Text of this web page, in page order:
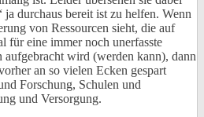
ja durchaus bereit ist zu helfen. Wenn
von Ressourcen sieht, die auf
für eine immer noch unerfasste
aufgebracht wird (werden kann), dann
an so vielen Ecken gespart
Forschung, Schulen und
und Versorgung.